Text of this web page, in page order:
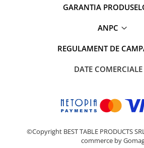
GARANTIA
ANPC
REGULAMENT DE
DATE COMERCIALE
©Copyright BEST TABLE PRODUCTS
commerce by